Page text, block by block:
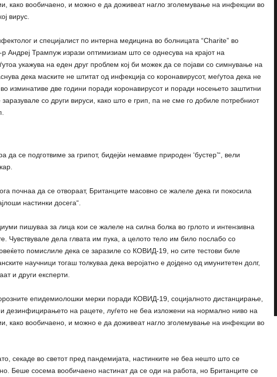
како вообичаено, и можно е да доживеат нагло зголемување на инфекции во
вирус.
и специјалист по интерна медицина во болницата “Charite” во
Андреј Трампуж изрази оптимизиам што се однесува на крајот на
укажува на еден друг проблем кој би можек да се појави со симнување на
дека маските не штитат од инфекција со коронавирусот, меѓутоа дека не
изминативе две години поради коронавирусот и поради носењето заштитни
со други вируси, како што е грип, па не сме го добиле потребниот
да се подготвиме за грипот, бидејќи немавме природен ‘бустер’“, вели
почнаа да се отвораат, Британците масовно се жалеле дека ги покосила
настинки досега“.
пишуваа за лица кои се жалеле на силна болка во грлото и интензивна
Чувствувале дела глвата им пука, а целото тело им било послабо со
помислиле дека се заразиле со КОВИД-19, но сите тестови биле
научници тогаш толкуваа дека веројатно е дојдено од имунитетен долг,
и други експерти.
епидемиолошки мерки поради КОВИД-19, социјалното дистанцирање,
дезинфицирањето на рацете, луѓето не беа изложени на нормално ниво на
како вообичаено, и можно е да доживеат нагло зголемување на инфекции во
секаде во светот пред пандемијата, настинките не беа нешто што се
Беше сосема вообичаено настинат да се оди на работа, но Британците се